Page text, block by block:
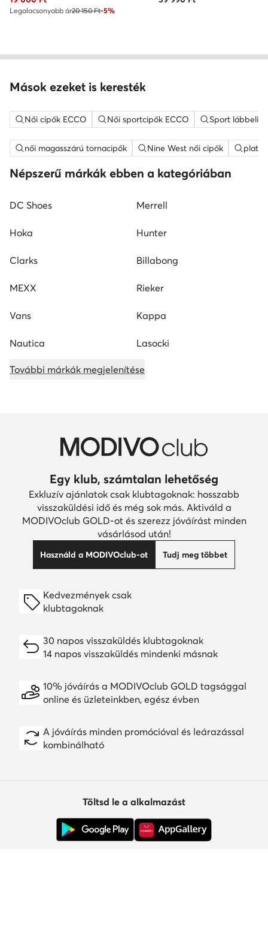
Legalacsonyabb ár20 150 Ft-5%
Mások ezeket is keresték
Női cipők ECCO Női sportcipők ECCO Sport lábbelik
női magasszárú tornacipők Nine West női cipők
Népszerű márkák ebben a kategóriában
DC Shoes Merrell
Hoka Hunter
Clarks Billabong
MEXX Rieker
Vans Kappa
Nautica Lasocki
További márkák megjelenítése
Egy klub, számtalan lehetőség
Exkluzív ajánlatok csak klubtagoknak: hosszabb
visszaküldési idő és még sok más. Aktiváld a
MODIVOclub GOLD-ot és szerezz jóváírást minden
vásárlásod után!
Használd a MODIVOclub-ot Tudj meg többet
Kedvezmények csak
klubtagoknak
30 napos visszaküldés klubtagoknak
14 napos visszaküldés mindenki másnak
10% jóváírás a MODIVOclub GOLD tagsággal
online és üzleteinkben, egész évben
A jóváírás minden promócióval és leárazással
kombinálható
Töltsd le a alkalmazást